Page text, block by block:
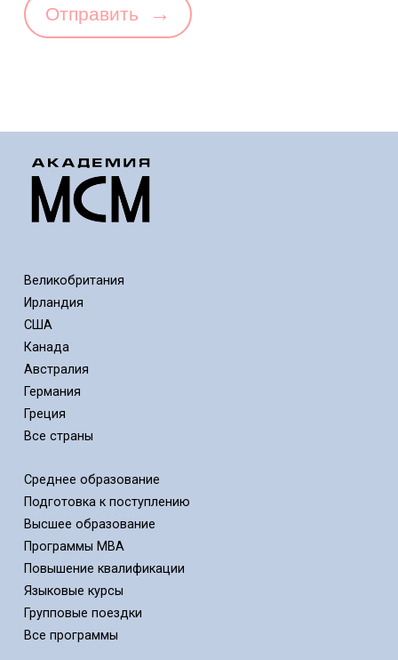
Отправить →
Великобритания
Ирландия
США
Канада
Австралия
Германия
Греция
Все страны
Среднее образование
Подготовка к поступлению
Высшее образование
Программы MBA
Повышение квалификации
Языковые курсы
Групповые поездки
Все программы